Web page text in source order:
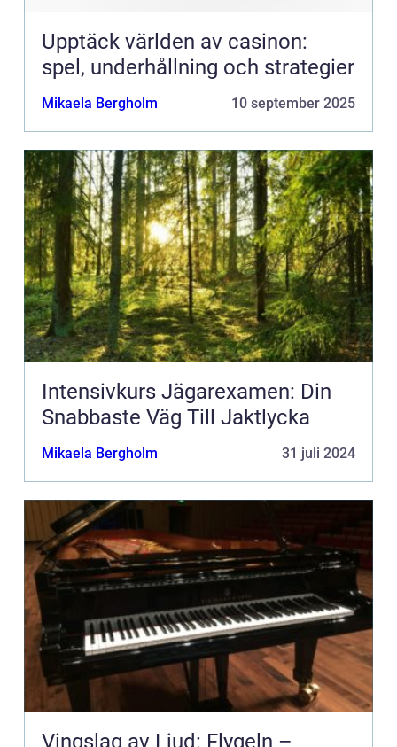
Upptäck världen av casinon:
spel, underhållning och strategier
Mikaela Bergholm 10 september 2025
Intensivkurs Jägarexamen: Din
Snabbaste Väg Till Jaktlycka
Mikaela Bergholm 31 juli 2024
Vingslag av Ljud: Flygeln –